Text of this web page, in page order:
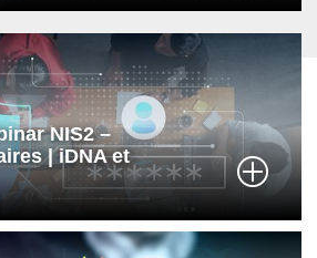
NIS2 –
| iDNA et